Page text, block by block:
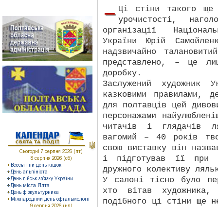
– Ці стіни такого ще
урочистості,
організації
України Юрій
надзвичайно
представлено, – це
доробку.
Заслужений художник
казковими правилами,
для полтавців цей
персонажами
читачів і глядачів
вагомий – 40 років
свою виставку він
і підготував її при
дружного колективу
У салоні тісно було
хто вітав художника,
подібного ці стіни ще